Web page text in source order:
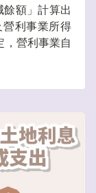
額」計算出
利事業所得
，營利事業自